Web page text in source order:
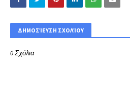
ΔΗΜΟΣΊΕΥΣΗ ΣΧΟΛΊΟΥ
0 Σχόλια